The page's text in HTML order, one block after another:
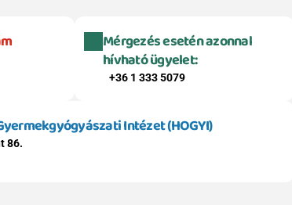
Mérgezés esetén azonnal
hívható ügyelet:
+36 1 333 5079
Intézet (HOGYI)
86.